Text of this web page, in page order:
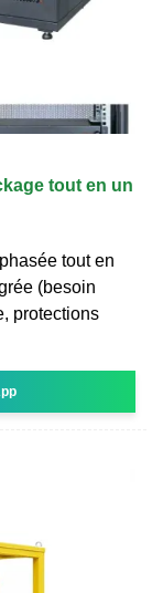
tout en un
tout en
(besoin
protections